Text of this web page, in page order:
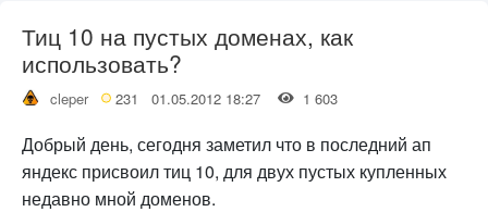
Тиц 10 на пустых доменах, как
использовать?
cleper 231 01.05.2012 18:27 1 603
Добрый день, сегодня заметил что в последний ап
яндекс присвоил тиц 10, для двух пустых купленных
недавно мной доменов.